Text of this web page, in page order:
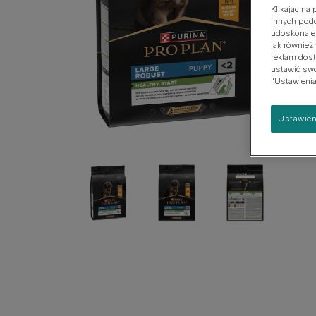
Zobacz naszą pełną ofertę produktów
Klikając na
innych
jak
reklam
ustawić